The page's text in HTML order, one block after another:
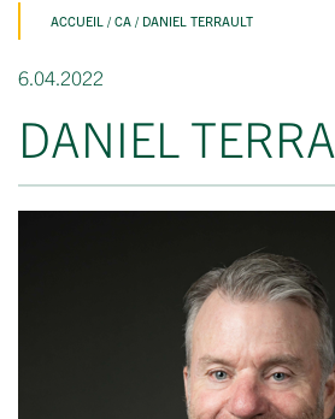
ACCUEIL / CA / DANIEL TERRAULT
6.04.2022
DANIEL